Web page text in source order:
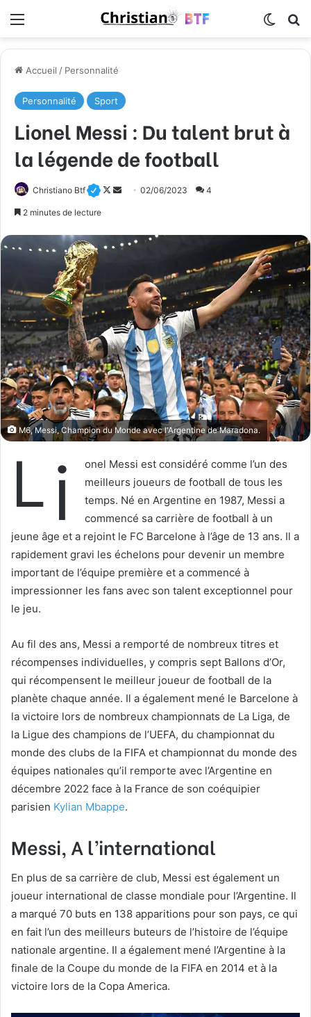
Menu
Accueil / Personnalité
Personnalité Sport
Lionel Messi : Du talent brut à
la légende de football
Christiano Btf
Follow
Envoyer02/06/2023 4
2 minutes de lecture
M6, Messi, Champion du Monde avec l'Argentine de Maradona.
Li
onel Messi est considéré comme l’un des
meilleurs joueurs de football de tous les
temps. Né en Argentine en 1987, Messi a
commencé sa carrière de football à un
jeune âge et a rejoint le FC Barcelone à l’âge de 13 ans. Il a
rapidement gravi les échelons pour devenir un membre
important de l’équipe première et a commencé à
impressionner les fans avec son talent exceptionnel pour
le jeu.
Au fil des ans, Messi a remporté de nombreux titres et
récompenses individuelles, y compris sept Ballons d’Or,
qui récompensent le meilleur joueur de football de la
planète chaque année. Il a également mené le Barcelone à
la victoire lors de nombreux championnats de La Liga, de
la Ligue des champions de l’UEFA, du championnat du
monde des clubs de la FIFA et championnat du monde des
équipes nationales qu’il remporte avec l’Argentine en
décembre 2022 face à la France de son coéquipier
parisien Kylian Mbappe.
Messi, A l’international
En plus de sa carrière de club, Messi est également un
joueur international de classe mondiale pour l’Argentine. Il
a marqué 70 buts en 138 apparitions pour son pays, ce qui
en fait l’un des meilleurs buteurs de l’histoire de l’équipe
nationale argentine. Il a également mené l’Argentine à la
finale de la Coupe du monde de la FIFA en 2014 et à la
victoire lors de la Copa America.